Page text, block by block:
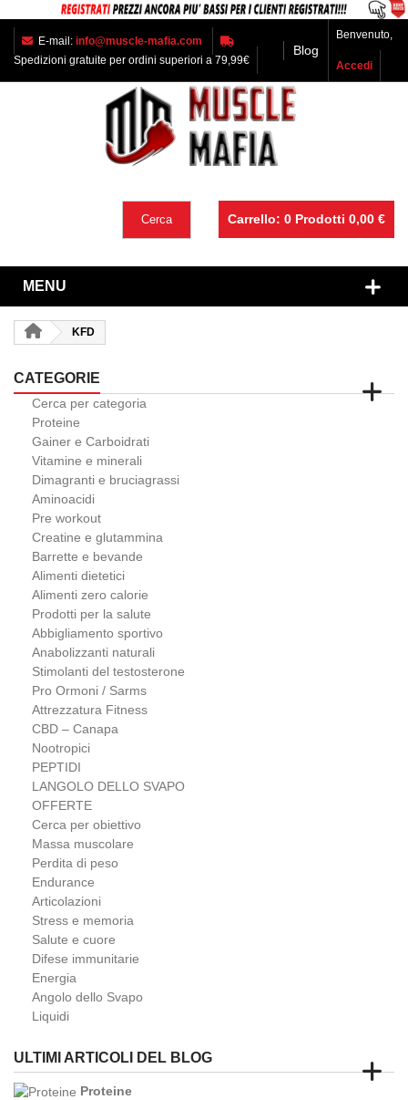
E-mail: info@muscle-mafia.com
Spedizioni gratuite per ordini superiori a 79,99€
Blog
Benvenuto,
Accedi
Carrello: 0 Prodotti 0,00 €
Cerca
MENU
KFD
CATEGORIE
Cerca per categoria
Proteine
Gainer e Carboidrati
Vitamine e minerali
Dimagranti e bruciagrassi
Aminoacidi
Pre workout
Creatine e glutammina
Barrette e bevande
Alimenti dietetici
Alimenti zero calorie
Prodotti per la salute
Abbigliamento sportivo
Anabolizzanti naturali
Stimolanti del testosterone
Pro Ormoni / Sarms
Attrezzatura Fitness
CBD – Canapa
Nootropici
PEPTIDI
LANGOLO DELLO SVAPO
OFFERTE
Cerca per obiettivo
Massa muscolare
Perdita di peso
Endurance
Articolazioni
Stress e memoria
Salute e cuore
Difese immunitarie
Energia
Angolo dello Svapo
Liquidi
ULTIMI ARTICOLI DEL BLOG
Proteine